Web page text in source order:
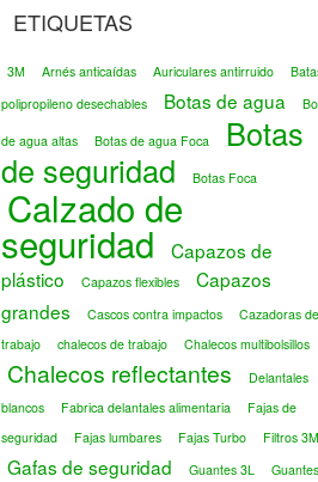
ETIQUETAS
3M Arnés anticaídas Auriculares antirruido
polipropileno desechables
Botas de agua
de agua altas Botas de agua Foca
Botas
de seguridad
Botas Foca
Calzado de
seguridad
Capazos de
plástico
Capazos flexibles
Capazos
grandes
Cascos contra impactos
Cazadoras de
trabajo
chalecos de trabajo Chalecos multibolsillos
Chalecos reflectantes
Delantales
blancos
Fabrica delantales alimentaria
Fajas de
seguridad
Fajas lumbares Fajas Turbo Filtros 3M
Gafas de seguridad Guantes 3L
Guantes